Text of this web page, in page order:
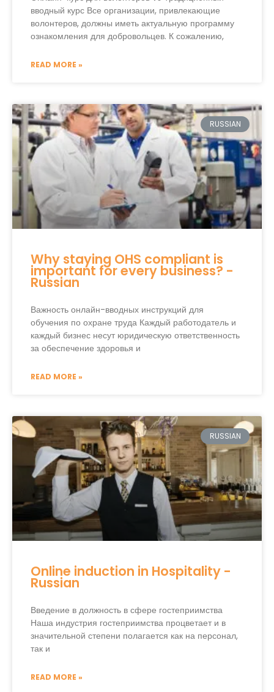
вводный курс Все организации, привлекающие
волонтеров, должны иметь актуальную программу
ознакомления для добровольцев. К сожалению,
READ MORE »
RUSSIAN
Why staying OHS compliant is
important for every business? -
Russian
Важность онлайн-вводных инструкций для
обучения по охране труда Каждый работодатель и
каждый бизнес несут юридическую ответственность
за обеспечение здоровья и
READ MORE »
RUSSIAN
Online induction in Hospitality -
Russian
Введение в должность в сфере гостеприимства
Наша индустрия гостеприимства процветает и в
значительной степени полагается как на персонал,
так и
READ MORE »